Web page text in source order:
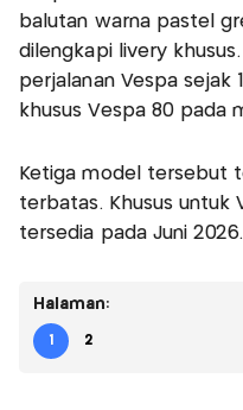
balutan warna pastel
dilengkapi livery
perjalanan Vespa sejak
khusus Vespa 80 pada
Ketiga model tersebut
terbatas. Khusus untuk
tersedia pada Juni 2026.
Halaman:
1 2